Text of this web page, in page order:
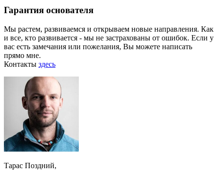
Гарантия основателя
Мы растем, развиваемся и открываем новые направления. Как
и все, кто развивается - мы не застрахованы от ошибок. Если у
вас есть замечания или пожелания, Вы можете написать
прямо мне.
Контакты здесь
Тарас Поздний,